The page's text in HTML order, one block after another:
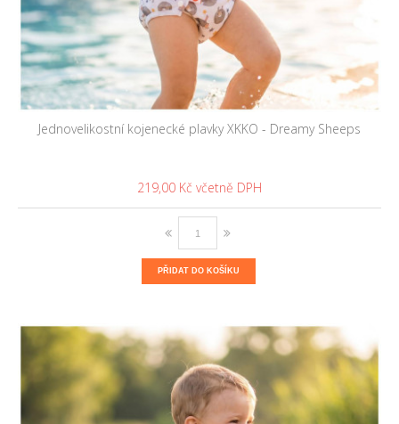
Jednovelikostní kojenecké plavky XKKO - Dreamy Sheeps
219,00 Kč
PŘIDAT DO KOŠÍKU